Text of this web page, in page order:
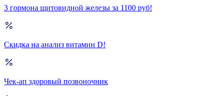
3 гормона щитовидной железы за 1100 руб!
Скидка на анализ витамин D!
Чек-ап здоровый позвоночник